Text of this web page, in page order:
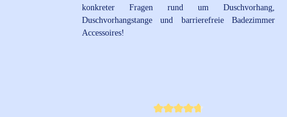
konkreter Fragen rund um Duschvorhang,
Duschvorhangstange und barrierefreie Badezimmer
Accessoires!